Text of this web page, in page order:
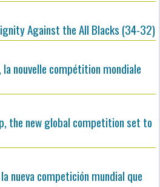
Against the All Blacks (34-32)
nouvelle compétition mondiale
the new global competition set to
nueva competición mundial que